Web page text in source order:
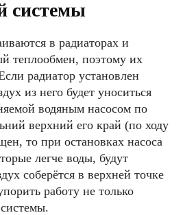
системы
в радиаторах и
теплообмен, поэтому их
радиатор установлен
из него будет уноситься
водяным насосом по
верхний его край (по ходу
то при остановках насоса
легче воды, будут
соберётся в верхней точке
работу не только